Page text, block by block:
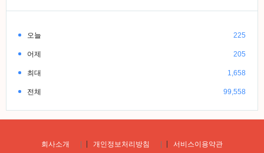
오늘 225
어제 205
최대 1,658
전체 99,558
회사소개 개인정보처리방침 서비스이용약관